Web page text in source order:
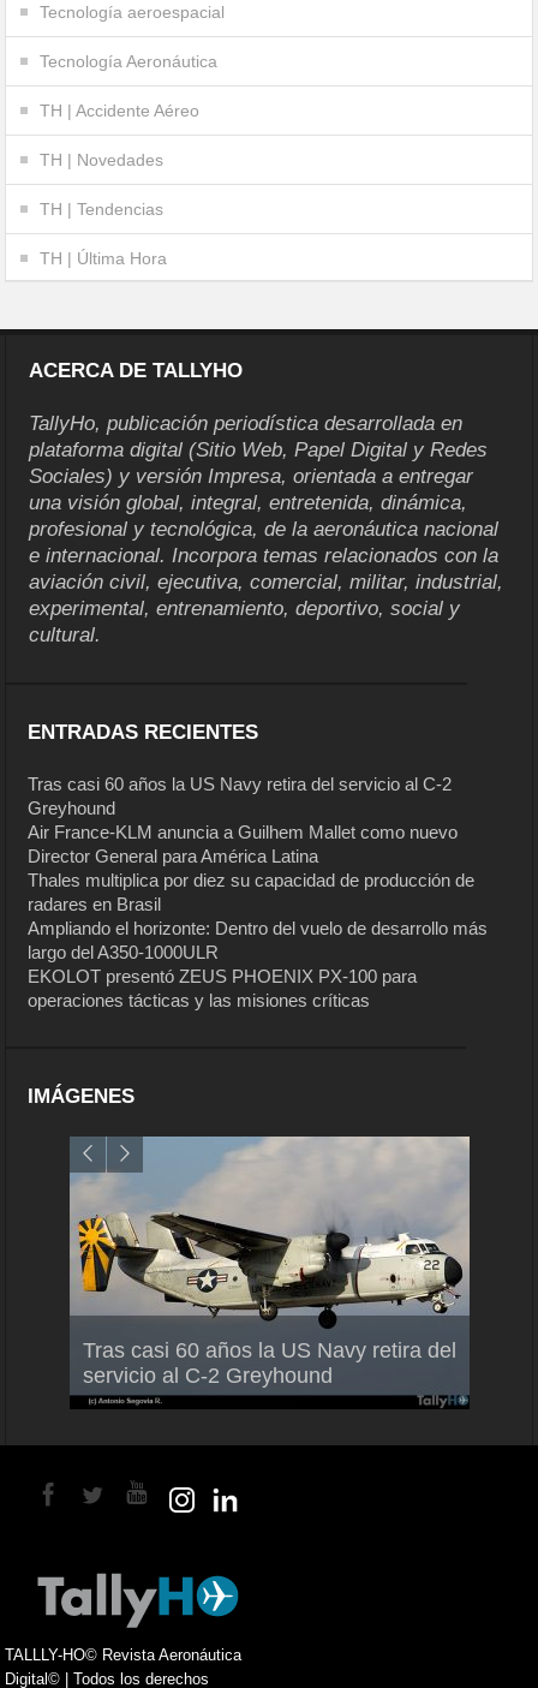
Tecnología aeroespacial
Tecnología Aeronáutica
TH | Accidente Aéreo
TH | Novedades
TH | Tendencias
TH | Última Hora
ACERCA DE TALLYHO
TallyHo, publicación periodística desarrollada en
plataforma digital (Sitio Web, Papel Digital y Redes
Sociales) y versión Impresa, orientada a entregar
una visión global, integral, entretenida, dinámica,
profesional y tecnológica, de la aeronáutica nacional
e internacional. Incorpora temas relacionados con la
aviación civil, ejecutiva, comercial, militar, industrial,
experimental, entrenamiento, deportivo, social y
cultural.
ENTRADAS RECIENTES
Tras casi 60 años la US Navy retira del servicio al C-2
Greyhound
Air France-KLM anuncia a Guilhem Mallet como nuevo
Director General para América Latina
Thales multiplica por diez su capacidad de producción de
radares en Brasil
Ampliando el horizonte: Dentro del vuelo de desarrollo más
largo del A350-1000ULR
EKOLOT presentó ZEUS PHOENIX PX-100 para
operaciones tácticas y las misiones críticas
IMÁGENES
Tras casi 60 años la US Navy retira del
servicio al C-2 Greyhound
Air France-KLM anuncia a Guilhem
Mallet como nuevo Director General
para América Latina
TALLLY-HO© Revista Aeronáutica
Digital© | Todos los derechos